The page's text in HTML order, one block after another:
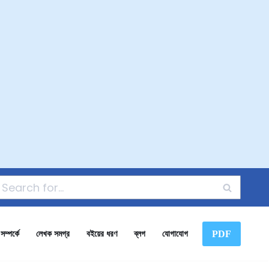
লেখক সমগ্র বইয়ের ধরণ ব্লগ যোগাযোগ PDF